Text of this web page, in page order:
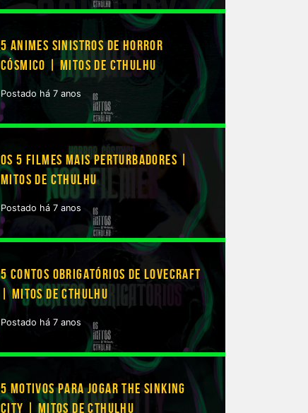
5 ANIMES SINISTROS DE HORROR
CÓSMICO | MITOS DE CTHULHU
Postado há 7 anos
OS 5 FILMES MAIS PERTURBADORES |
MITOS DE CTHULHU
Postado há 7 anos
5 CONTOS OBRIGATÓRIOS DE LOVECRAFT
| MITOS DE CTHULHU
Postado há 7 anos
5 MOTIVOS PARA JOGAR THE SINKING
CITY | MITOS DE CTHULHU